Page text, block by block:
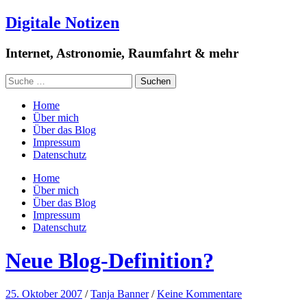
Digitale Notizen
Internet, Astronomie, Raumfahrt & mehr
Home
Über mich
Über das Blog
Impressum
Datenschutz
Home
Über mich
Über das Blog
Impressum
Datenschutz
Neue Blog-Definition?
25. Oktober 2007 /Tanja Banner /Keine Kommentare